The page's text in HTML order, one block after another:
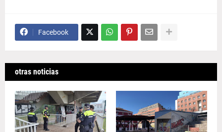
Facebook
otras noticias